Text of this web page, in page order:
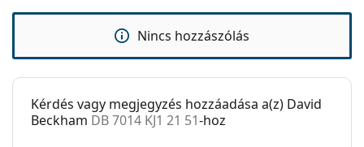
választáshoz.
Ez orvostechnikai eszköz. Használat előtt olvasd el a
használati útmutatót.
Igen
Tisztítókendő:
Igen
Egyéb
Nem:
Férfi
Dioptriás szemüvegek
Nincs hozzászólás
Kérdés vagy megjegyzés hozzáadása a(z) David
Beckham DB 7014 KJ1 21 51-hoz